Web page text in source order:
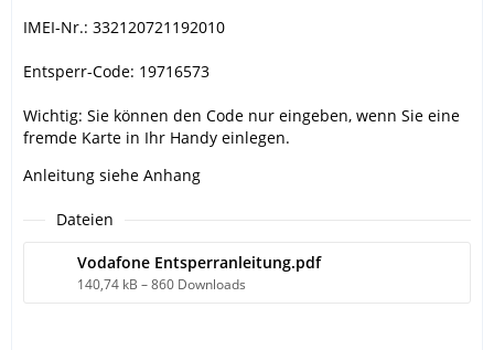
IMEI-Nr.: 332120721192010
Entsperr-Code: 19716573
Wichtig: Sie können den Code nur eingeben, wenn Sie eine
fremde Karte in Ihr Handy einlegen.
Anleitung siehe Anhang
Dateien
Vodafone Entsperranleitung.pdf
140,74 kB – 860 Downloads